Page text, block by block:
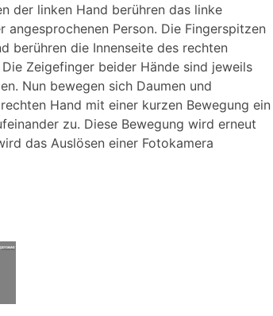
der linken Hand berühren das linke
angesprochenen Person. Die Fingerspitzen
berühren die Innenseite des rechten
Zeigefinger beider Hände sind jeweils
Nun bewegen sich Daumen und
Hand mit einer kurzen Bewegung ein
zu. Diese Bewegung wird erneut
das Auslösen einer Fotokamera